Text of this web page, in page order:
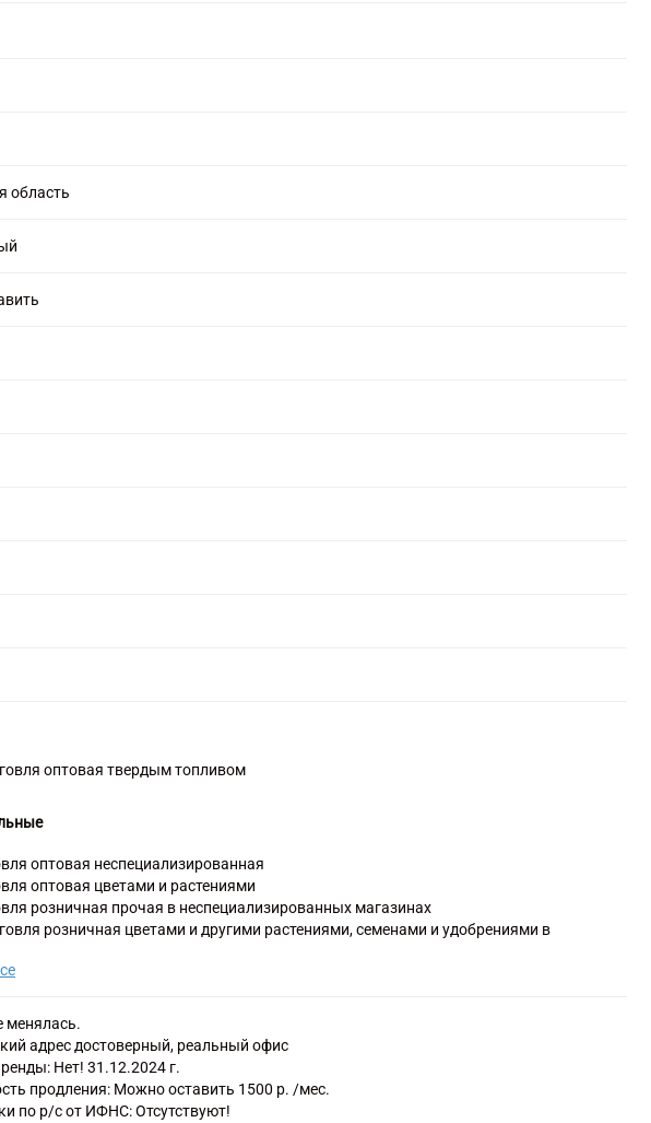
область
оптовая твердым топливом
оптовая неспециализированная
оптовая цветами и растениями
розничная прочая в неспециализированных магазинах
розничная цветами и другими растениями, семенами и удобрениями в
розничная бытовым жидким котельным топливом, газом в баллонах, углем,
менялась.
адрес достоверный, реальный офис
Нет! 31.12.2024 г.
продления: Можно оставить 1500 р. /мес.
по р/с от ИФНС: Отсутствуют!